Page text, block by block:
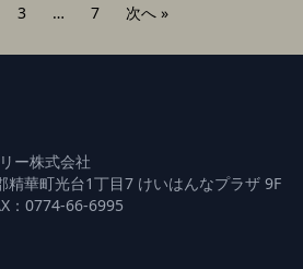
3 … 7 次へ »
ー株式会社
精華町光台1丁目7 けいはんなプラザ 9F
：0774-66-6995